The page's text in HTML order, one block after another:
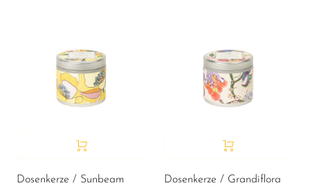
Dosenkerze / Sunbeam Dosenkerze / Grandiflora